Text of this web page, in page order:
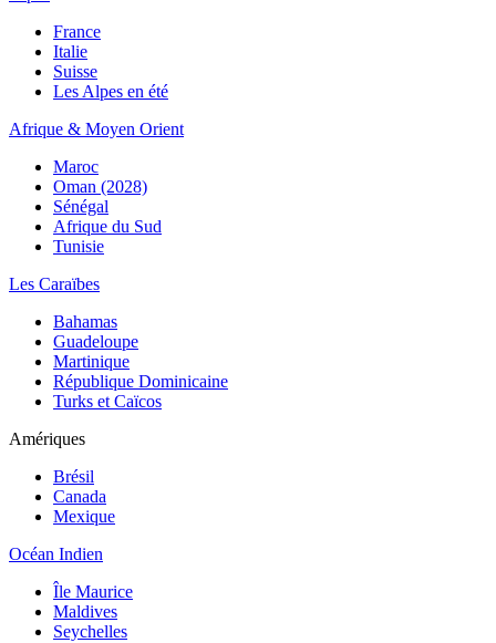
France
Italie
Suisse
Les Alpes en été
Afrique & Moyen Orient
Maroc
Oman (2028)
Sénégal
Afrique du Sud
Tunisie
Les Caraïbes
Bahamas
Guadeloupe
Martinique
République Dominicaine
Turks et Caïcos
Amériques
Brésil
Canada
Mexique
Océan Indien
Île Maurice
Maldives
Seychelles